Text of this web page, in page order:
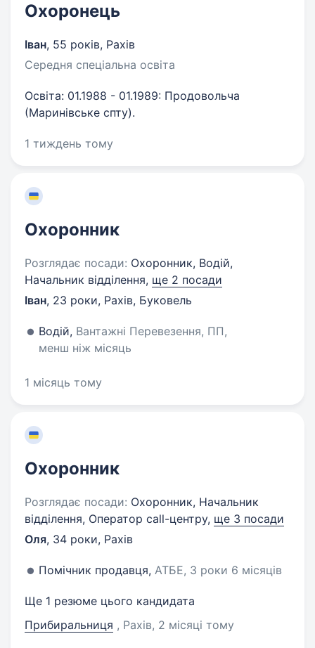
Охоронець
Іван, 55 років, Рахів
Середня спеціальна освіта
Освіта: 01.1988 - 01.1989: Продовольча
(Маринівське спту).
1 тиждень тому
Охоронник
Розглядає посади: Охоронник, Водій,
Начальник відділення, ще 2 посади
Іван, 23 роки, Рахів, Буковель
Водій, Вантажні Перевезення, ПП,
менш ніж місяць
1 місяць тому
Охоронник
Розглядає посади: Охоронник, Начальник
відділення, Оператор call-центру, ще 3 посади
Оля, 34 роки, Рахів
Помічник продавця, АТБЕ, 3 роки 6 місяців
Ще 1 резюме цього кандидата
Прибиральниця , Рахів, 2 місяці тому